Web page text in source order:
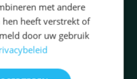
wetenschappelijk
met andere
heeft verstrekt of
door uw gebruik